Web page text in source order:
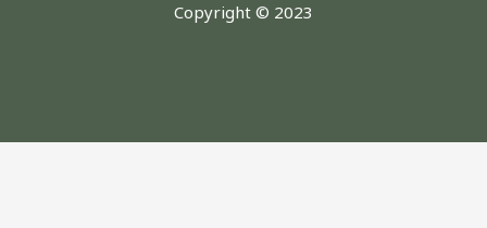
Copyright © 2023